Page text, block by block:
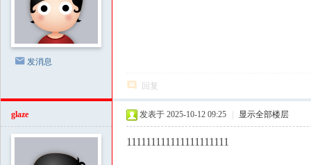
发消息
回复
glaze 发表于 2025-10-12 09:25 显示全部楼层
111111111111111111111